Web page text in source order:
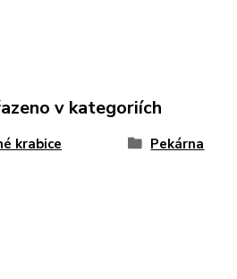
v kategoriích
krabice Pekárna